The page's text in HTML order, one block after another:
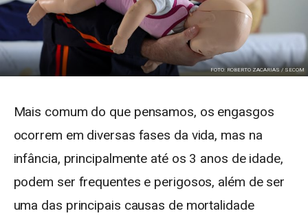
FOTO: ROBERTO ZACARIAS / SECOM
Mais comum do que pensamos, os engasgos
ocorrem em diversas fases da vida, mas na
infância, principalmente até os 3 anos de idade,
podem ser frequentes e perigosos, além de ser
uma das principais causas de mortalidade